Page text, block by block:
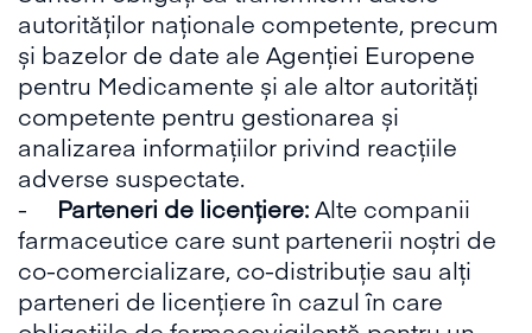
autorităților naționale competente, precum
și bazelor de date ale Agenției Europene
pentru Medicamente și ale altor autorități
competente pentru gestionarea și
analizarea informațiilor privind reacțiile
adverse suspectate.
- Parteneri de licențiere:Alte companii
farmaceutice care sunt partenerii noștri de
co-comercializare, co-distribuție sau alți
parteneri de licențiere în cazul în care